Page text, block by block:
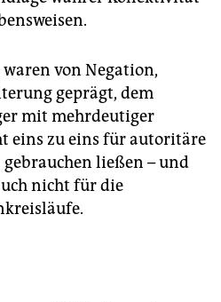
von Negation,
geprägt, dem
mit mehrdeutiger
eins zu eins für autoritäre
ließen – und
nicht für die